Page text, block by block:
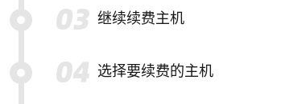
继续续费主机
选择要续费的主机